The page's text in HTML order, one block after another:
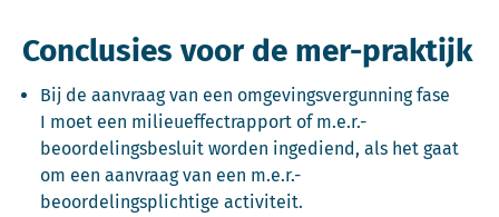
Conclusies voor de mer-praktijk
Bij de aanvraag van een omgevingsvergunning fase
I moet een milieueffectrapport of m.e.r.-
beoordelingsbesluit worden ingediend, als het gaat
om een aanvraag van een m.e.r.-
beoordelingsplichtige activiteit.